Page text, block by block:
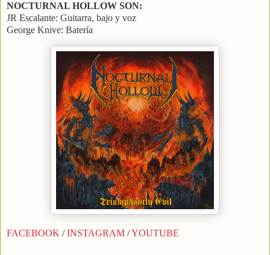
NOCTURNAL HOLLOW SON:
JR Escalante: Guitarra, bajo y voz
George Knive: Batería
FACEBOOK /INSTAGRAM /YOUTUBE